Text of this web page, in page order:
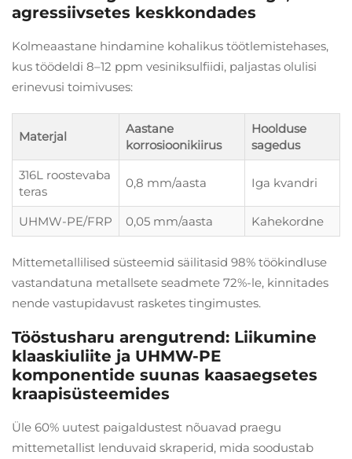
agressiivsetes keskkondades
Kolmeaastane hindamine kohalikus töötlemistehases,
kus töödeldi 8–12 ppm vesiniksulfiidi, paljastas olulisi
erinevusi toimivuses:
Materjal
Aastane
korrosioonikiirus
Hoolduse
sagedus
316L roostevaba
teras
0,8 mm/aasta Iga kvandri
UHMW-PE/FRP 0,05 mm/aasta Kahekordne
Mittemetallilised süsteemid säilitasid 98% töökindluse
vastandatuna metallsete seadmete 72%-le, kinnitades
nende vastupidavust rasketes tingimustes.
Tööstusharu arengutrend: Liikumine
klaaskiuliite ja UHMW-PE
komponentide suunas kaasaegsetes
kraapisüsteemides
Üle 60% uutest paigaldustest nõuavad praegu
mittemetallist lenduvaid skraperid, mida soodustab